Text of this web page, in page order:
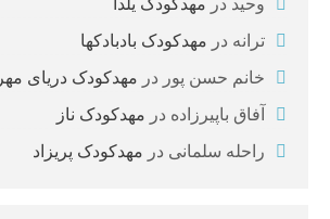
وحید در مهدکودک یلدا
ترانه در مهدکودک بادبادکها
خانم حسن پور در مهدکودک دریای مهر
آفاق باپیرزاده در مهدکودک ناز
راحله سلمانی در مهدکودک پریزاد